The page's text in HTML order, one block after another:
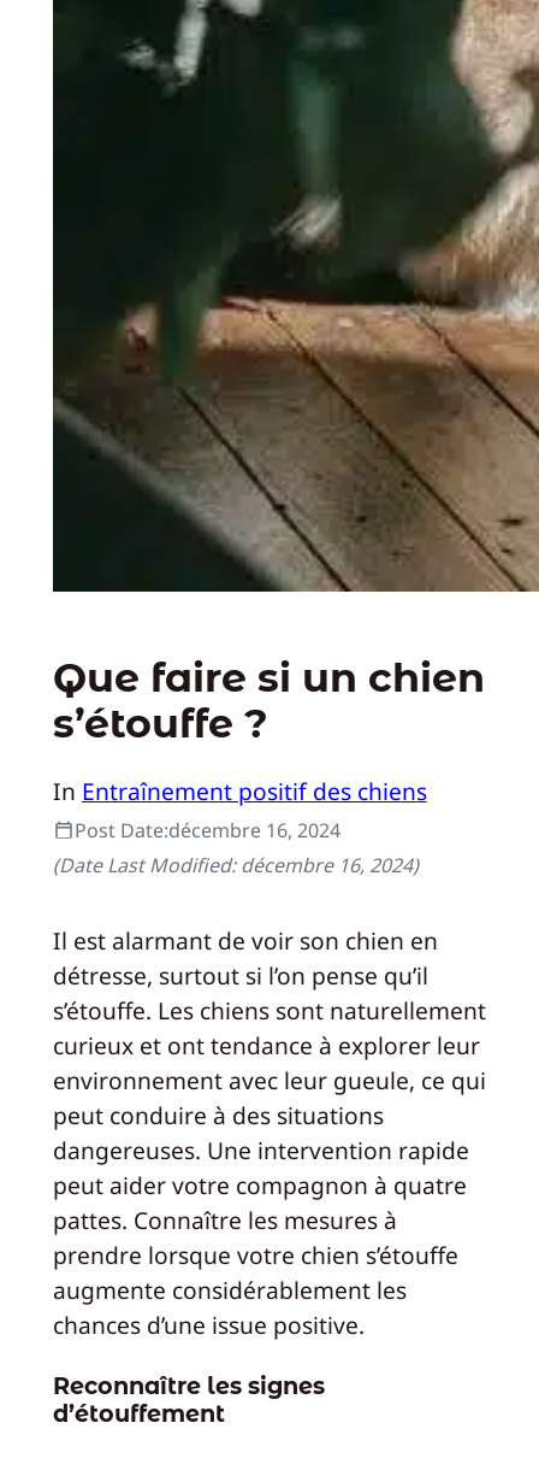
Que faire si un chien
s’étouffe ?
In Entraînement positif des chiens
Post Date:décembre 16, 2024
(Date Last Modified:décembre 16, 2024)
Il est alarmant de voir son chien en
détresse, surtout si l’on pense qu’il
s’étouffe. Les chiens sont naturellement
curieux et ont tendance à explorer leur
environnement avec leur gueule, ce qui
peut conduire à des situations
dangereuses. Une intervention rapide
peut aider votre compagnon à quatre
pattes. Connaître les mesures à
prendre lorsque votre chien s’étouffe
augmente considérablement les
chances d’une issue positive.
Reconnaître les signes
d’étouffement